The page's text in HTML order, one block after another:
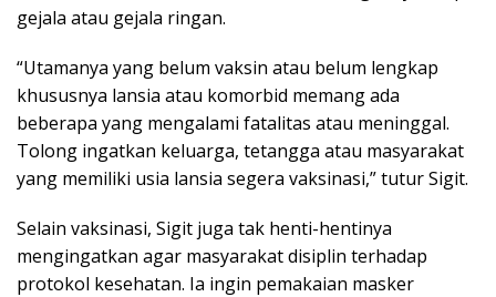
gejala atau gejala ringan.
“Utamanya yang belum vaksin atau belum lengkap
khususnya lansia atau komorbid memang ada
beberapa yang mengalami fatalitas atau meninggal.
Tolong ingatkan keluarga, tetangga atau masyarakat
yang memiliki usia lansia segera vaksinasi,” tutur Sigit.
Selain vaksinasi, Sigit juga tak henti-hentinya
mengingatkan agar masyarakat disiplin terhadap
protokol kesehatan. Ia ingin pemakaian masker